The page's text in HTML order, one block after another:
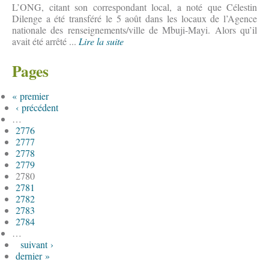
L’ONG, citant son correspondant local, a noté que Célestin
Dilenge a été transféré le 5 août dans les locaux de l’Agence
nationale des renseignements/ville de Mbuji-Mayi. Alors qu’il
avait été arrêté ... Lire la suite
Pages
« premier
‹ précédent
…
2776
2777
2778
2779
2780
2781
2782
2783
2784
…
suivant ›
dernier »